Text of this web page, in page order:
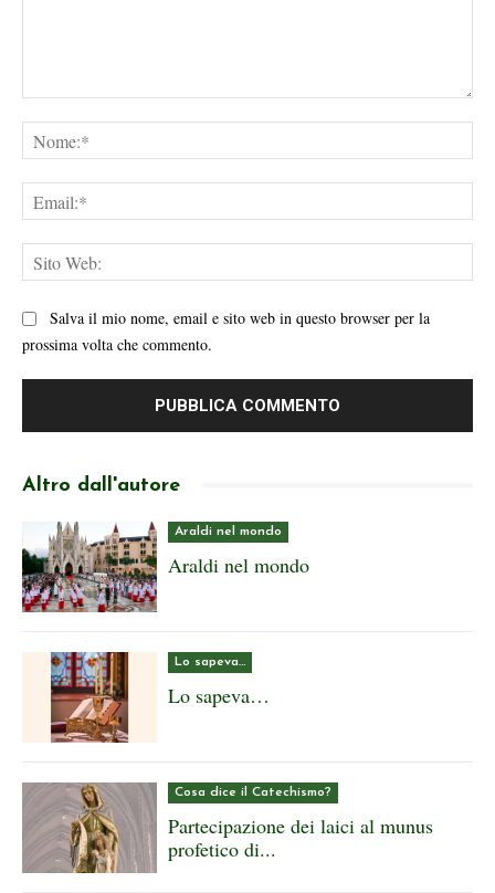
Salva il mio nome, email e sito web in questo browser per la
prossima volta che commento.
Altro dall'autore
Araldi nel mondo
Araldi nel mondo
Lo sapeva…
Lo sapeva…
Cosa dice il Catechismo?
Partecipazione dei laici al munus
profetico di...